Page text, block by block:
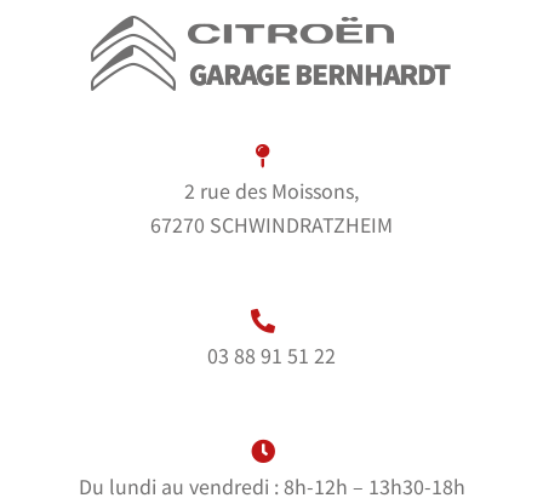
2 rue des Moissons,
67270 SCHWINDRATZHEIM
03 88 91 51 22
Du lundi au vendredi : 8h-12h – 13h30-18h